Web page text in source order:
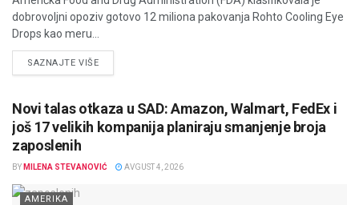
dobrovoljni opoziv gotovo 12 miliona pakovanja Rohto Cooling Eye
Drops kao meru...
SAZNAJTE VIŠEDETAILS
Novi talas otkaza u SAD: Amazon, Walmart, FedEx i
još 17 velikih kompanija planiraju smanjenje broja
zaposlenih
BY MILENA STEVANOVIĆ AVGUST 4, 2026
AMERIKA